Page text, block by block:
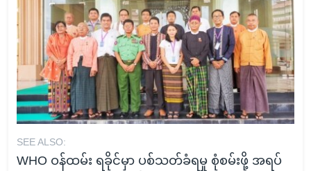
SEE ALSO:
WHO ဝန်ထမ်း ရခိုင်မှာ ပစ်သတ်ခံရမှု စုံစမ်းဖို့ အရပ်